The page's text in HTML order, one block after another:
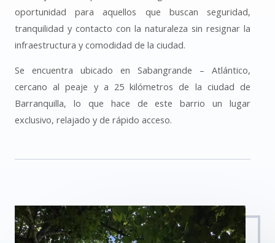
oportunidad para aquellos que buscan seguridad,
tranquilidad y contacto con la naturaleza sin resignar la
infraestructura y comodidad de la ciudad.
Se encuentra ubicado en Sabangrande – Atlántico,
cercano al peaje y a 25 kilómetros de la ciudad de
Barranquilla, lo que hace de este barrio un lugar
exclusivo, relajado y de rápido acceso.